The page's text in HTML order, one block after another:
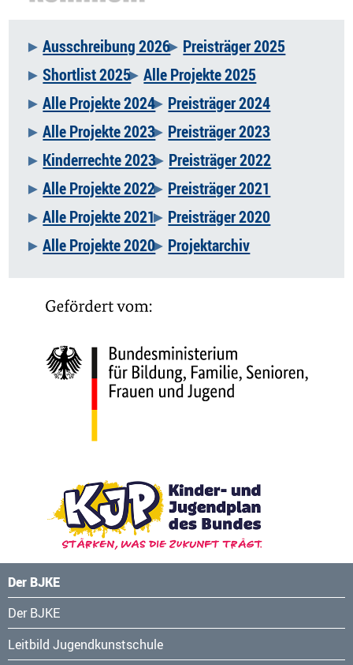
Navigation
überspringen
Ausschreibung 2026
Preisträger 2025
Shortlist 2025 Alle Projekte 2025
Alle Projekte 2024
Preisträger 2024
Alle Projekte 2023
Preisträger 2023
Kinderrechte 2023
Preisträger 2022
Alle Projekte 2022
Preisträger 2021
Alle Projekte 2021
Preisträger 2020
Alle Projekte 2020
Projektarchiv
Der BJKE
Navigation
überspringen
Der BJKE
Leitbild Jugendkunstschule